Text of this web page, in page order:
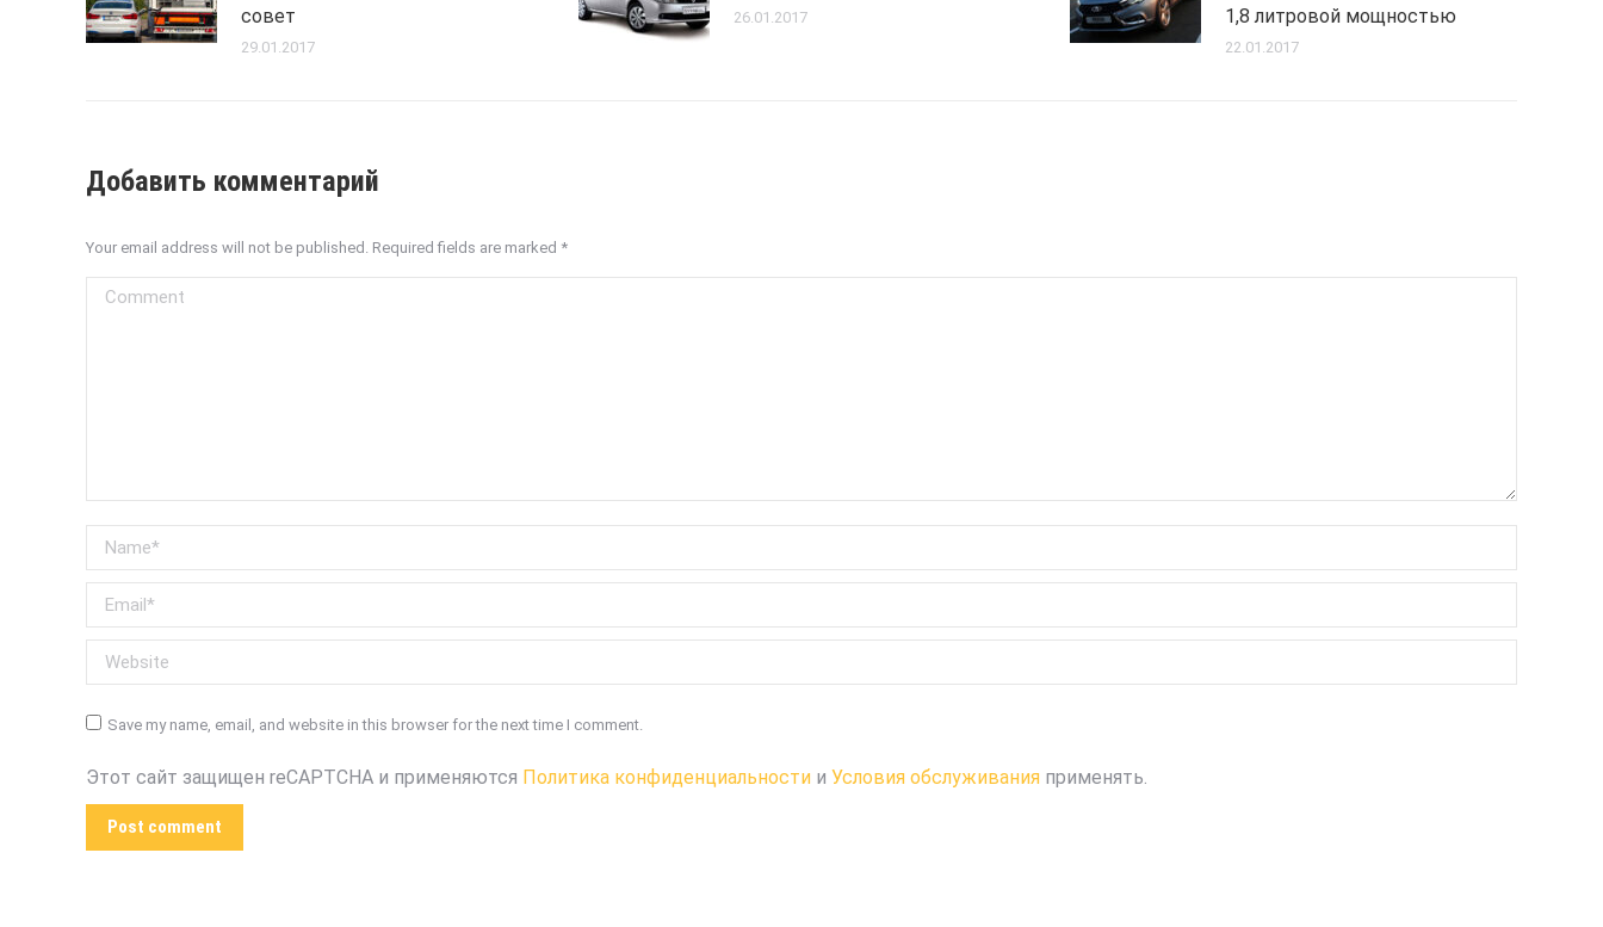
совет
29.01.2017
26.01.2017
1,8 литровой мощностью
22.01.2017
Добавить комментарий
Your email address will not be published. Required fields are marked *
Comment
Name *
Email *
Website
Save my name, email, and website in this browser for the next time I comment.
Этот сайт защищен reCAPTCHA и применяются Политика конфиденциальности и Условия обслуживания применять.
Post comment